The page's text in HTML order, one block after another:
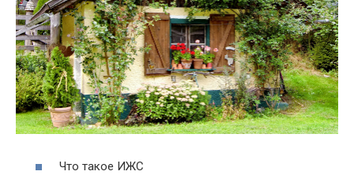
Что такое ИЖС